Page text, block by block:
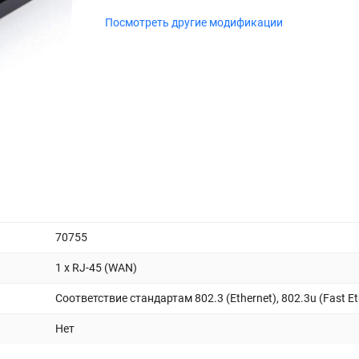
Посмотреть другие модификации
70755
1 x RJ-45 (WAN)
Соответствие стандартам 802.3 (Ethernet), 802.3u (Fast
Нет